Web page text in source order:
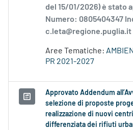
del 15/01/2026) è stato
Numero: 0805404347
c.leta@regione.puglia.it
Aree Tematiche:
PR 2021-2027
Approvato Addendum
selezione di proposte
realizzazione di nuovi
differenziata dei rifiuti